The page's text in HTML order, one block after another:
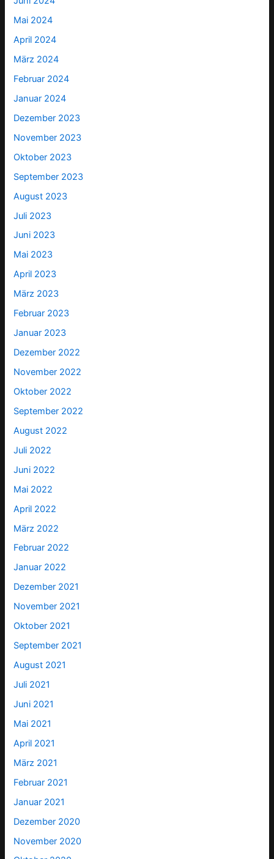
Mai 2024
April 2024
März 2024
Februar 2024
Januar 2024
Dezember 2023
November 2023
Oktober 2023
September 2023
August 2023
Juli 2023
Juni 2023
Mai 2023
April 2023
März 2023
Februar 2023
Januar 2023
Dezember 2022
November 2022
Oktober 2022
September 2022
August 2022
Juli 2022
Juni 2022
Mai 2022
April 2022
März 2022
Februar 2022
Januar 2022
Dezember 2021
November 2021
Oktober 2021
September 2021
August 2021
Juli 2021
Juni 2021
Mai 2021
April 2021
März 2021
Februar 2021
Januar 2021
Dezember 2020
November 2020